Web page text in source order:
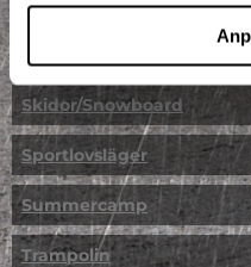
Påsklovsläger
Skidor/Snowboard
Sportlovsläger
Summercamp
Trampolin